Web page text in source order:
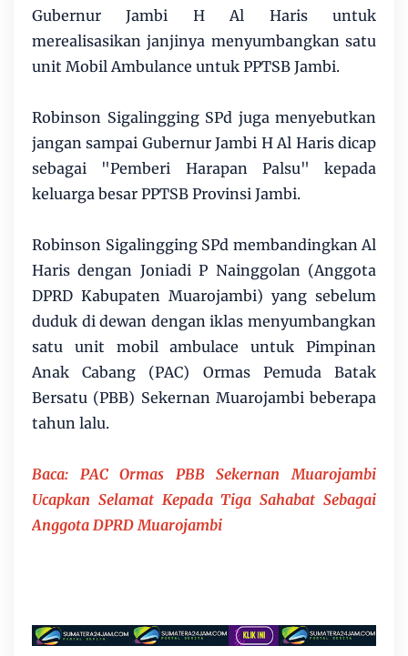
Gubernur Jambi H Al Haris untuk
merealisasikan janjinya menyumbangkan satu
unit Mobil Ambulance untuk PPTSB Jambi.
Robinson Sigalingging SPd juga menyebutkan
jangan sampai Gubernur Jambi H Al Haris dicap
sebagai "Pemberi Harapan Palsu" kepada
keluarga besar PPTSB Provinsi Jambi.
Robinson Sigalingging SPd membandingkan Al
Haris dengan Joniadi P Nainggolan (Anggota
DPRD Kabupaten Muarojambi) yang sebelum
duduk di dewan dengan iklas menyumbangkan
satu unit mobil ambulace untuk Pimpinan
Anak Cabang (PAC) Ormas Pemuda Batak
Bersatu (PBB) Sekernan Muarojambi beberapa
tahun lalu.
Baca: PAC Ormas PBB Sekernan Muarojambi
Ucapkan Selamat Kepada Tiga Sahabat Sebagai
Anggota DPRD Muarojambi